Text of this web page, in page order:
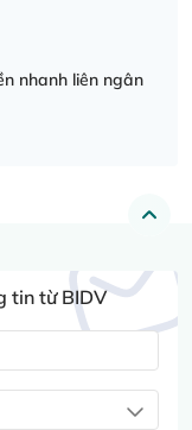
nhanh liên ngân
tin từ BIDV